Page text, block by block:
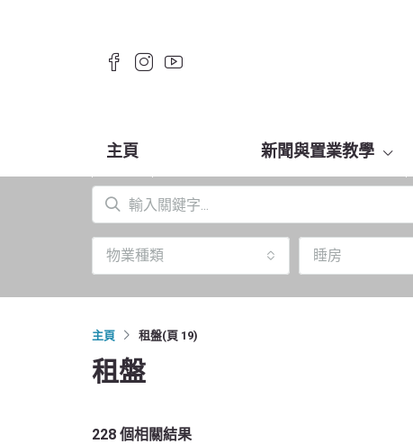
主頁 新聞與置業教學
物業種類 睡房
主頁 租盤(頁 19)
租盤
228 個相關結果